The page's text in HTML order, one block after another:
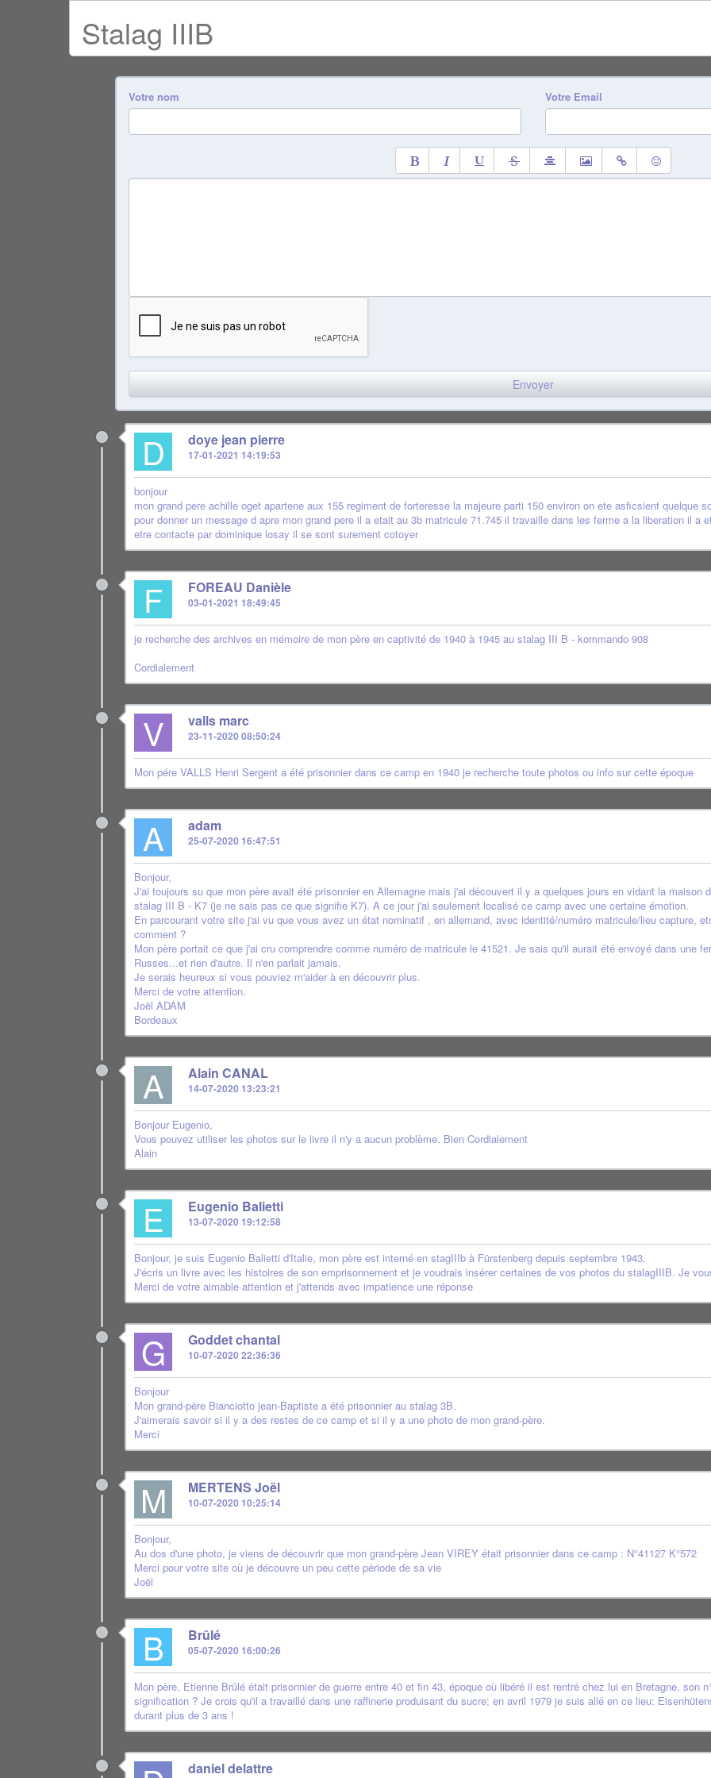
Stalag IIIB
Votre nom Votre Email
D doye jean pierre
17-01-2021 14:19:53
bonjour
mon grand pere achille oget apartene aux 155 regiment de forteresse la majeure parti 150 environ on ete asficsient quelque
pour donner un message d apre mon grand pere il a etait au 3b matricule 71.745 il travaille dans les ferme a la liberation il a
etre contacte par dominique losay il se sont surement cotoyer
F FOREAU Danièle
03-01-2021 18:49:45
je recherche des archives en mémoire de mon père en captivité de 1940 à 1945 au stalag III B - kommando 908
Cordialement
V valls marc
23-11-2020 08:50:24
Mon pére VALLS Henri Sergent a été prisonnier dans ce camp en 1940 je recherche toute photos ou info sur cette époque
A adam
25-07-2020 16:47:51
Bonjour,
J'ai toujours su que mon père avait été prisonnier en Allemagne mais j'ai découvert il y a quelques jours en vidant la maison
stalag III B - K7 (je ne sais pas ce que signifie K7). A ce jour j'ai seulement localisé ce camp avec une certaine émotion.
En parcourant votre site j'ai vu que vous avez un état nominatif , en allemand, avec identité/numéro matricule/lieu capture,
comment ?
Mon père portait ce que j'ai cru comprendre comme numéro de matricule le 41521. Je sais qu'il aurait été envoyé dans une
Russes...et rien d'autre. Il n'en parlait jamais.
Je serais heureux si vous pouviez m'aider à en découvrir plus.
Merci de votre attention.
Joël ADAM
Bordeaux
A Alain CANAL
14-07-2020 13:23:21
Bonjour Eugenio,
Vous pouvez utiliser les photos sur le livre il n'y a aucun problème. Bien Cordialement
Alain
E Eugenio Balietti
13-07-2020 19:12:58
Bonjour, je suis Eugenio Balietti d'Italie, mon père est interné en stagIIIb à Fürstenberg depuis septembre 1943.
J'écris un livre avec les histoires de son emprisonnement et je voudrais insérer certaines de vos photos du stalagIIIB. Je
Merci de votre aimable attention et j'attends avec impatience une réponse
G Goddet chantal
10-07-2020 22:36:36
Bonjour
Mon grand-père Bianciotto jean-Baptiste a été prisonnier au stalag 3B.
J'aimerais savoir si il y a des restes de ce camp et si il y a une photo de mon grand-père.
Merci
M MERTENS Joël
10-07-2020 10:25:14
Bonjour,
Au dos d'une photo, je viens de découvrir que mon grand-père Jean VIREY était prisonnier dans ce camp : N°41127 K°572
Merci pour votre site où je découvre un peu cette période de sa vie
Joël
B Brûlé
05-07-2020 16:00:26
Mon père, Etienne Brûlé était prisonnier de guerre entre 40 et fin 43, époque où libéré il est rentré chez lui en Bretagne, son
signification ? Je crois qu'il a travaillé dans une raffinerie produisant du sucre; en avril 1979 je suis allé en ce lieu:
durant plus de 3 ans !
daniel delattre